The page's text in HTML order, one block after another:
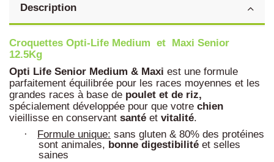
Description
Croquettes Opti-Life Medium et Maxi Senior
12.5Kg
Opti Life Senior Medium & Maxi est une formule
parfaitement équilibrée pour les races moyennes et les
grandes races à base de poulet et de riz,
spécialement développée pour que votre chien
vieillisse en conservant santé et vitalité.
· Formule unique: sans gluten & 80% des protéines
sont animales, bonne digestibilité et selles
saines